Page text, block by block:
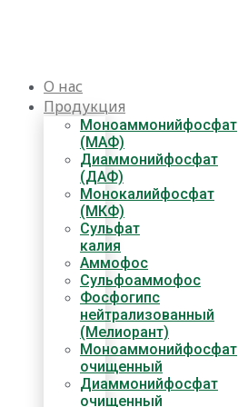
О нас
Продукция
Моноаммонийфосфат
(МАФ)
Диаммонийфосфат
(ДАФ)
Монокалийфосфат
(МКФ)
Сульфат
калия
Аммофос
Сульфоаммофос
Фосфогипс
нейтрализованный
(Мелиорант)
Моноаммонийфосфат
очищенный
Диаммонийфосфат​
очищенный